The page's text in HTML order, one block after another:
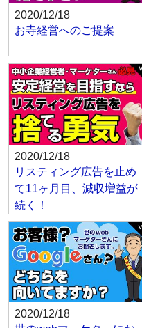
2020/12/18
お寺経営へのご提案
2020/12/18
リスティング広告を止め
て11ヶ月目、減収増益が
続く！
2020/12/18